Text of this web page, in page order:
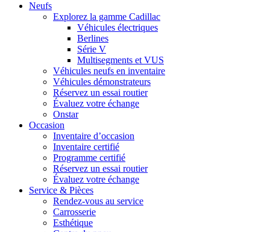
Neufs
Explorez la gamme Cadillac
Véhicules électriques
Berlines
Série V
Multisegments et VUS
Véhicules neufs en inventaire
Véhicules démonstrateurs
Réservez un essai routier
Évaluez votre échange
Onstar
Occasion
Inventaire d’occasion
Inventaire certifié
Programme certifié
Réservez un essai routier
Évaluez votre échange
Service & Pièces
Rendez-vous au service
Carrosserie
Esthétique